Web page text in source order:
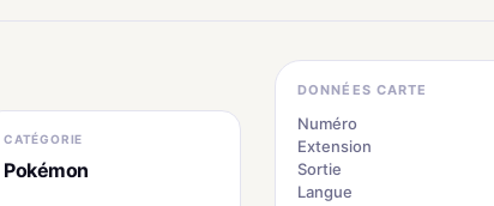
CATÉGORIE
Pokémon
DONNÉES CARTE
Numéro
Extension
Sortie
Langue